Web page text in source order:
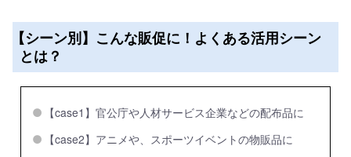
【シーン別】こんな販促に！よくある活用シーン
とは？
【case1】官公庁や人材サービス企業などの配布品に
【case2】アニメや、スポーツイベントの物販品に